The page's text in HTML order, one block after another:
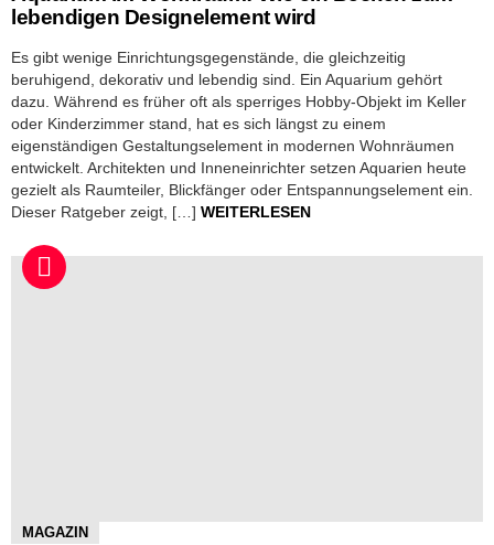
lebendigen Designelement wird
Es gibt wenige Einrichtungsgegenstände, die gleichzeitig
beruhigend, dekorativ und lebendig sind. Ein Aquarium gehört
dazu. Während es früher oft als sperriges Hobby-Objekt im Keller
oder Kinderzimmer stand, hat es sich längst zu einem
eigenständigen Gestaltungselement in modernen Wohnräumen
entwickelt. Architekten und Inneneinrichter setzen Aquarien heute
gezielt als Raumteiler, Blickfänger oder Entspannungselement ein.
Dieser Ratgeber zeigt, […] WEITERLESEN
MAGAZIN